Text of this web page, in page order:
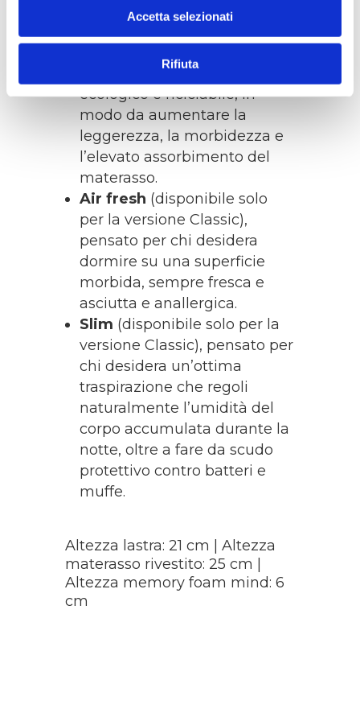
Accetta selezionati
Rifiuta
non attirare la polvere.
100% biodegradabile,
ecologico e riciclabile, in
modo da aumentare la
leggerezza, la morbidezza e
l’elevato assorbimento del
materasso.
Air fresh (disponibile solo
per la versione Classic),
pensato per chi desidera
dormire su una superficie
morbida, sempre fresca e
asciutta e anallergica.
Slim (disponibile solo per la
versione Classic), pensato per
chi desidera un’ottima
traspirazione che regoli
naturalmente l’umidità del
corpo accumulata durante la
notte, oltre a fare da scudo
protettivo contro batteri e
muffe.
Altezza lastra: 21 cm | Altezza
materasso rivestito: 25 cm |
Altezza memory foam mind: 6
cm